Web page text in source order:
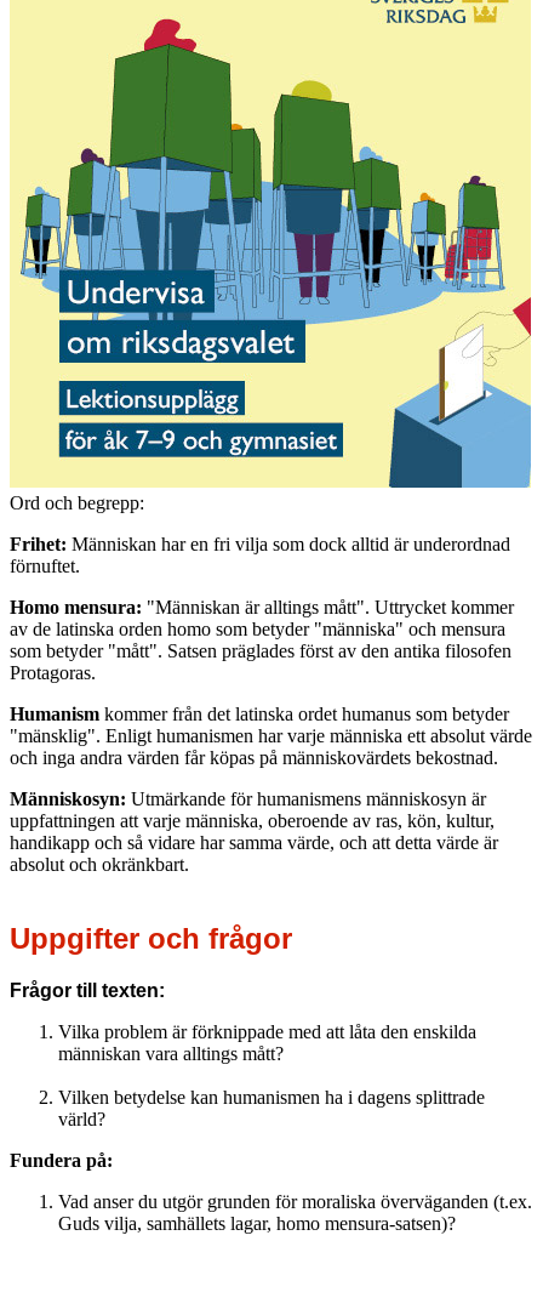
Ord och begrepp:
Frihet: Människan har en fri vilja som dock alltid är underordnad
förnuftet.
Homo mensura: "Människan är alltings mått". Uttrycket kommer
av de latinska orden homo som betyder "människa" och mensura
som betyder "mått". Satsen präglades först av den antika filosofen
Protagoras.
Humanism kommer från det latinska ordet humanus som betyder
"mänsklig". Enligt humanismen har varje människa ett absolut värde
och inga andra värden får köpas på människovärdets bekostnad.
Människosyn: Utmärkande för humanismens människosyn är
uppfattningen att varje människa, oberoende av ras, kön, kultur,
handikapp och så vidare har samma värde, och att detta värde är
absolut och okränkbart.
Uppgifter och frågor
Frågor till texten:
Vilka problem är förknippade med att låta den enskilda
människan vara alltings mått?
Vilken betydelse kan humanismen ha i dagens splittrade
värld?
Fundera på:
Vad anser du utgör grunden för moraliska överväganden (t.ex.
Guds vilja, samhällets lagar, homo mensura-satsen)?